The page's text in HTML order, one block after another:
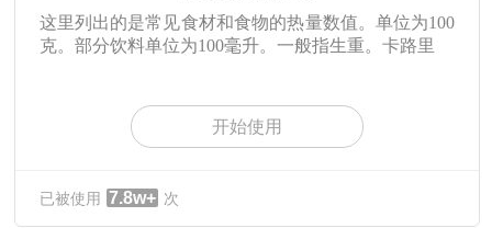
这里列出的是常见食材和食物的热量数值。单位为100
克。部分饮料单位为100毫升。一般指生重。卡路里
开始使用
已被使用 7.8w+ 次